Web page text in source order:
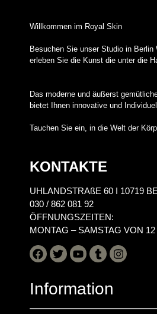
Willkommen im Royal Skin
Besuchen Sie unser Studio in Berlin
erleben Sie die Kunst die unter die
Das moderne und äußerst
bietet Ihnen innovative und
Tauchen Sie ein, in die Welt der
KONTAKTE
UHLANDSTRAßE 60 I 10719
030 / 862 081 92
ÖFFNUNGSZEITEN:
MONTAG – SAMSTAG VON
Information